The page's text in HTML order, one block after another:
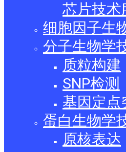
芯片技术
细胞因子生
分子生物学
质粒构建
SNP检测
基因定点
蛋白生物学
原核表达